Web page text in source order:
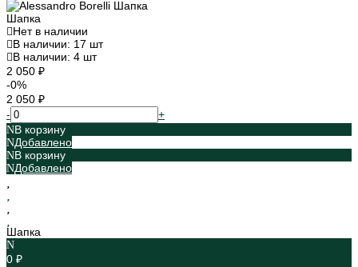
Шапка
Нет в наличии
В наличии: 17 шт
В наличии: 4 шт
2 050 ₽
-0%
2 050 ₽
-
+
В корзину
Добавлено
В корзину
Добавлено
Шапка
0 ₽